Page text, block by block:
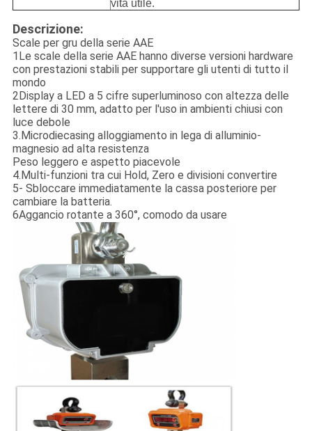
vita utile.
Descrizione:
Scale per gru della serie AAE
1Le scale della serie AAE hanno diverse versioni hardware
con prestazioni stabili per supportare gli utenti di tutto il
mondo
2Display a LED a 5 cifre superluminoso con altezza delle
lettere di 30 mm, adatto per l'uso in ambienti chiusi con
luce debole
3.Microdiecasing alloggiamento in lega di alluminio-
magnesio ad alta resistenza
Peso leggero e aspetto piacevole
4.Multi-funzioni tra cui Hold, Zero e divisioni convertire
5- Sbloccare immediatamente la cassa posteriore per
cambiare la batteria.
6Aggancio rotante a 360°, comodo da usare